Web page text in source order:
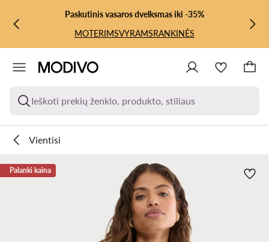
PEREITI PRIE PAGRINDINIO TURINIO
PEREITI Į PAIEŠKĄPaskutinis vasaros dvelksmas iki -35%
MOTERIMSVYRAMSRANKINĖS
Ieškoti prekių ženklo, produkto, stiliaus
Vientisi
Palanki kaina